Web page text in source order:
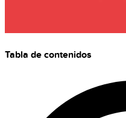
Tabla de contenidos